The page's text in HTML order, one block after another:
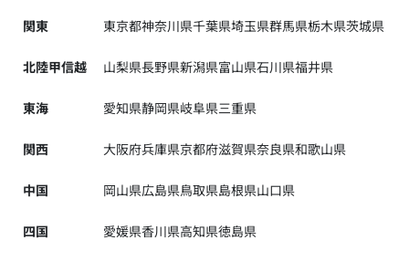
関東 東京都神奈川県千葉県埼玉県群馬県栃木県茨城県
北陸甲信越 山梨県長野県新潟県富山県石川県福井県
東海 愛知県静岡県岐阜県三重県
関西 大阪府兵庫県京都府滋賀県奈良県和歌山県
中国 岡山県広島県鳥取県島根県山口県
四国 愛媛県香川県高知県徳島県